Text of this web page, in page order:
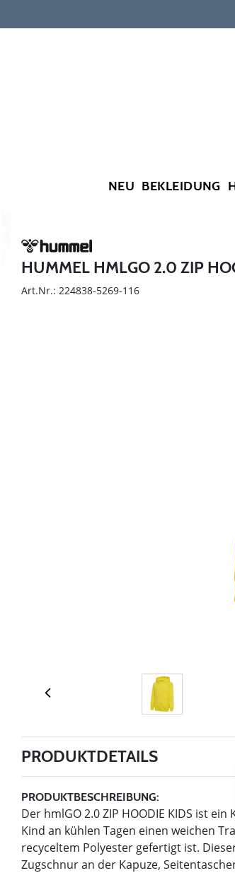
NEU BEKLEIDUNG
HUMMEL HMLGO 2.0 ZIP
Art.Nr.: 224838-5269-116
PRODUKTDETAILS
PRODUKTBESCHREIBUNG:
Der hmlGO 2.0 ZIP HOODIE KIDS ist
Kind an kühlen Tagen einen weichen
recyceltem Polyester gefertigt ist.
Zugschnur an der Kapuze,